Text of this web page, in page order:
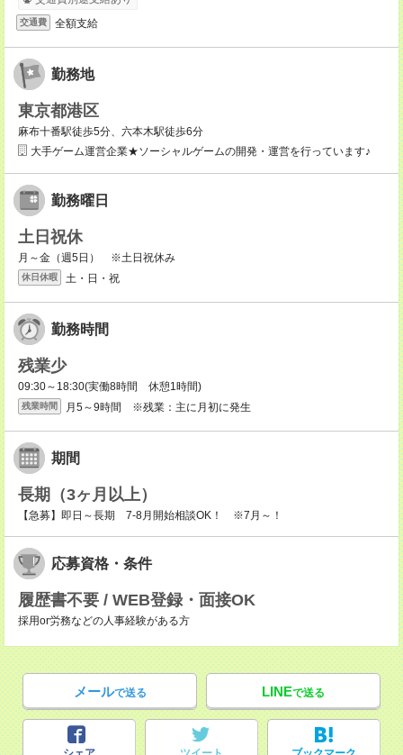
交通費 全額支給
勤務地
東京都港区
麻布十番駅徒歩5分、六本木駅徒歩6分
大手ゲーム運営企業★ソーシャルゲームの開発・運営を行っています♪
勤務曜日
土日祝休
月～金（週5日） ※土日祝休み
休日休暇 土・日・祝
勤務時間
残業少
09:30～18:30(実働8時間 休憩1時間)
残業時間 月5～9時間 ※残業：主に月初に発生
期間
長期（3ヶ月以上）
【急募】即日～長期 7-8月開始相談OK！ ※7月～！
応募資格・条件
履歴書不要 / WEB登録・面接OK
採用or労務などの人事経験がある方
メールで送る LINEで送る